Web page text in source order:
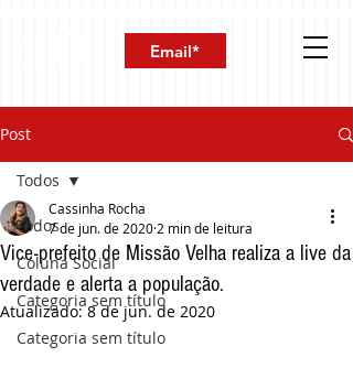
Post
Todos
Coluna Social
Categoria sem título
Categoria sem título
Todos
Vice-prefeito de Missão Velha realiza a live da
verdade e alerta a população.
Cassinha Rocha
7 de jun. de 2020 2 min de leitura
Atualizado:8 de jun. de 2020